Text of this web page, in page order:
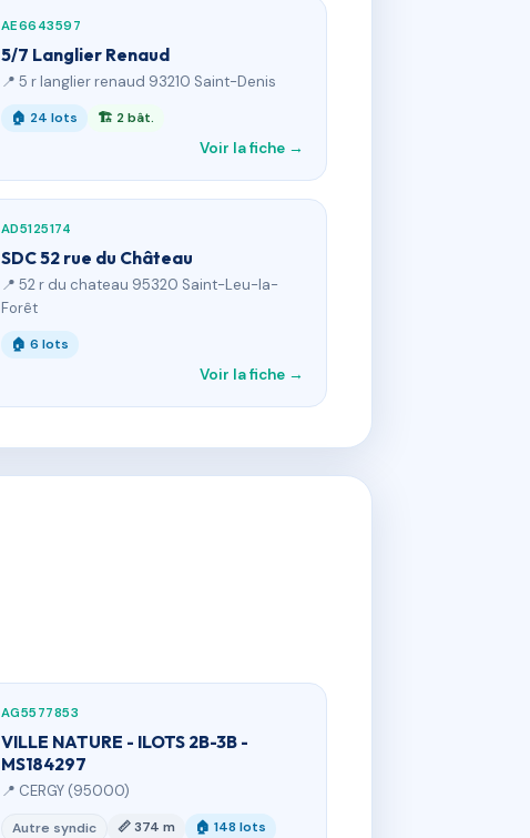
AE6643597
5/7 Langlier Renaud
📍 5 r langlier renaud 93210 Saint-Denis
🏠 24 lots 🏗 2 bât.
Voir la fiche →
AD5125174
SDC 52 rue du Château
📍 52 r du chateau 95320 Saint-Leu-la-
Forêt
🏠 6 lots
Voir la fiche →
AG5577853
VILLE NATURE - ILOTS 2B-3B -
MS184297
📍 CERGY (95000)
Autre syndic 📏 374 m 🏠 148 lots